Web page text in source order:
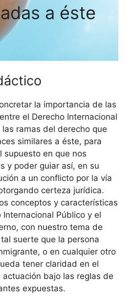
a éste
la importancia de las
el Derecho Internacional
las ramas del derecho que
similares a éste, para
supuesto en que nos
y poder guiar así, en su
a un conflicto por la vía
certeza jurídica.
conceptos y características
Internacional Público y el
con nuestro tema de
suerte que la persona
o en cualquier otro
tener claridad en el
bajo las reglas de
expuestas.